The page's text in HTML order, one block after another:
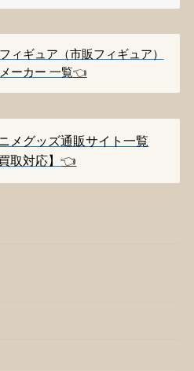
ィギュア（市販フィギュア）
ーカー 一覧👈️
メグッズ通販サイト一覧
取対応】👈️